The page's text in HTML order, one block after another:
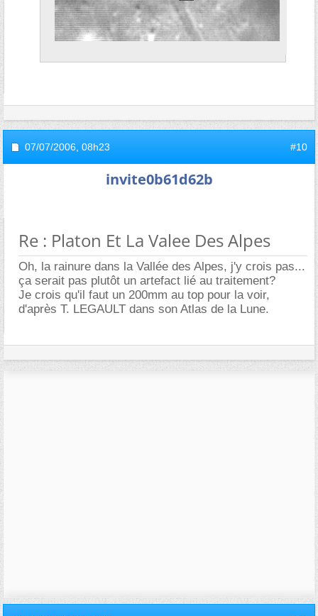
07/07/2006, 08h23 #10
invite0b61d62b
Re : Platon Et La Valee Des Alpes
Oh, la rainure dans la Vallée des Alpes, j'y crois pas...
ça serait pas plutôt un artefact lié au traitement?
Je crois qu'il faut un 200mm au top pour la voir,
d'après T. LEGAULT dans son Atlas de la Lune.